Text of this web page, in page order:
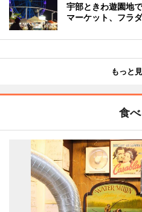
宇部ときわ遊園地
マーケット、フラ
もっと
食